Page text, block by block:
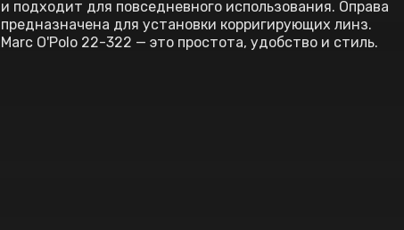
и подходит для повседневного использования. Оправа
предназначена для установки корригирующих линз.
Marc O'Polo 22-322 — это простота, удобство и стиль.